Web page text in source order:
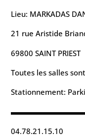
Lieu: MARKADAS
21 rue Aristide
69800 SAINT PRIEST
Toutes les salles
Stationnement:
04.78.21.15.10